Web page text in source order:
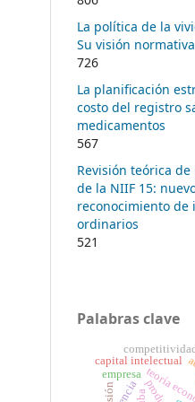
La política de la
Su visión normativa
726
La planificación
costo del registro
medicamentos
567
Revisión teórica de
de la NIIF 15:
reconocimiento de
ordinarios
521
Palabras clave
empresa
capital intelectual
competitividad